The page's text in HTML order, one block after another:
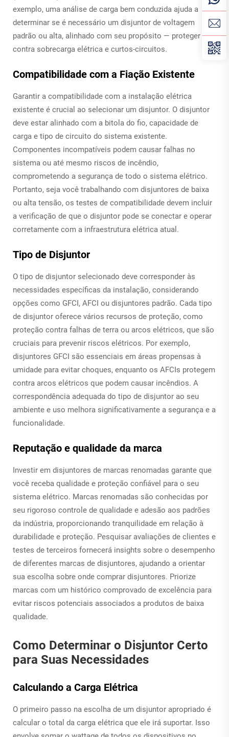
exemplo, uma análise de carga bem conduzida ajuda a
determinar se é necessário um disjuntor de voltagem
padrão ou alta, alinhado com seu propósito — proteger
contra sobrecarga elétrica e curtos-circuitos.
Compatibilidade com a Fiação Existente
Garantir a compatibilidade com a instalação elétrica
existente é crucial ao selecionar um disjuntor. O disjuntor
deve estar alinhado com a bitola do fio, capacidade de
carga e tipo de circuito do sistema existente.
Componentes incompatíveis podem causar falhas no
sistema ou até mesmo riscos de incêndio,
comprometendo a segurança de todo o sistema elétrico.
Portanto, seja você trabalhando com disjuntores de baixa
ou alta tensão, os testes de compatibilidade devem incluir
a verificação de que o disjuntor pode se conectar e operar
corretamente com a infraestrutura elétrica atual.
Tipo de Disjuntor
O tipo de disjuntor selecionado deve corresponder às
necessidades específicas da instalação, considerando
opções como GFCI, AFCI ou disjuntores padrão. Cada tipo
de disjuntor oferece vários recursos de proteção, como
proteção contra falhas de terra ou arcos elétricos, que são
cruciais para prevenir riscos elétricos. Por exemplo,
disjuntores GFCI são essenciais em áreas propensas à
umidade para evitar choques, enquanto os AFCIs protegem
contra arcos elétricos que podem causar incêndios. A
correspondência adequada do tipo de disjuntor ao seu
ambiente e uso melhora significativamente a segurança e a
funcionalidade.
Reputação e qualidade da marca
Investir em disjuntores de marcas renomadas garante que
você receba qualidade e proteção confiável para o seu
sistema elétrico. Marcas renomadas são conhecidas por
seu rigoroso controle de qualidade e adesão aos padrões
da indústria, proporcionando tranquilidade em relação à
durabilidade e proteção. Pesquisar avaliações de clientes e
testes de terceiros fornecerá insights sobre o desempenho
de diferentes marcas de disjuntores, ajudando a orientar
sua escolha sobre onde comprar disjuntores. Priorize
marcas com um histórico comprovado de excelência para
evitar riscos potenciais associados a produtos de baixa
qualidade.
Como Determinar o Disjuntor Certo
para Suas Necessidades
Calculando a Carga Elétrica
O primeiro passo na escolha de um disjuntor apropriado é
calcular o total da carga elétrica que ele irá suportar. Isso